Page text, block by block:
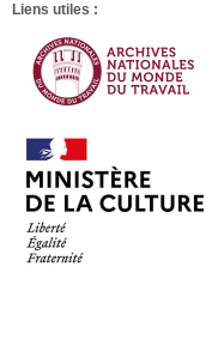
Liens utiles :